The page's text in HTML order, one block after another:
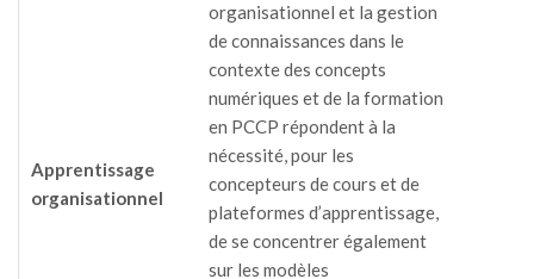
Apprentissage
organisationnel
organisationnel et la gestion
de connaissances dans le
contexte des concepts
numériques et de la formation
en PCCP répondent à la
nécessité, pour les
concepteurs de cours et de
plateformes d’apprentissage,
de se concentrer également
sur les modèles